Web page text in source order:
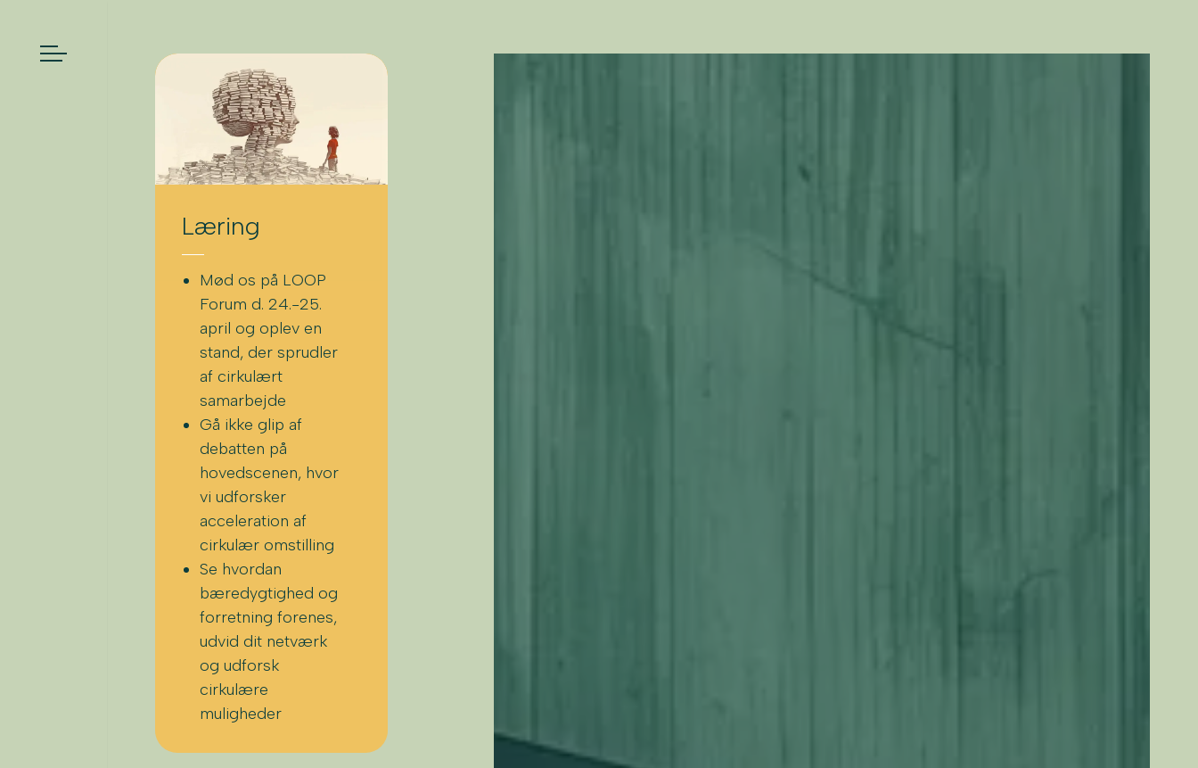
Læring
Mød os på LOOP
Forum d. 24.-25.
april og oplev en
stand, der sprudler
af cirkulært
samarbejde
Gå ikke glip af
debatten på
hovedscenen, hvor
vi udforsker
acceleration af
cirkulær omstilling
Se hvordan
bæredygtighed og
forretning forenes,
udvid dit netværk
og udforsk
cirkulære
muligheder